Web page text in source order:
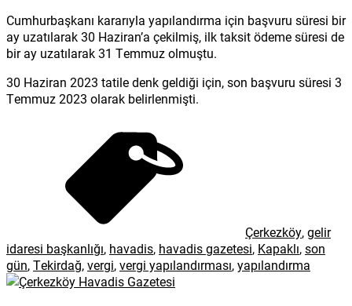
Cumhurbaşkanı kararıyla yapılandırma için başvuru süresi bir
ay uzatılarak 30 Haziran’a çekilmiş, ilk taksit ödeme süresi de
bir ay uzatılarak 31 Temmuz olmuştu.
30 Haziran 2023 tatile denk geldiği için, son başvuru süresi 3
Temmuz 2023 olarak belirlenmişti.
Çerkezköy,gelir
idaresi başkanlığı, havadis, havadis gazetesi, Kapaklı,son
gün,Tekirdağ,vergi,vergi yapılandırması,yapılandırma